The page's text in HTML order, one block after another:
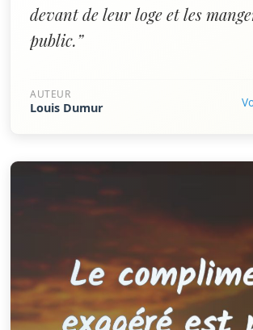
devant de leur loge et les
public.”
AUTEUR
Louis Dumur